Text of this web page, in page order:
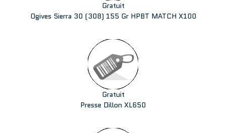
Gratuit
Ogives Sierra 30 (308) 155 Gr HPBT MATCH X100
Gratuit
Presse Dillon XL650